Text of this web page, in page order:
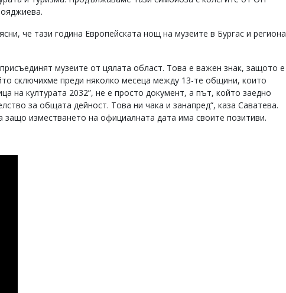
че тази година Европейската нощ на музеите в Бургас и региона
музеите от цялата област. Това е важен знак, защото е
сключихме преди няколко месеца между 13-те общини, които
на културата 2032”, не е просто документ, а път, който заедно
за общата дейност. Това ни чака и занапред“, каза Саватева.
изместването на официалната дата има своите позитиви.